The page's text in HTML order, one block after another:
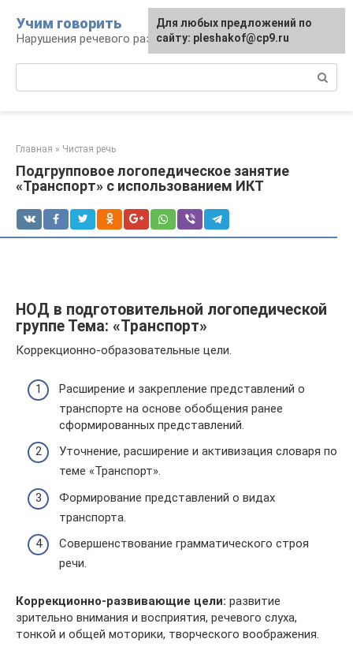
контенту
Учим говорить
Нарушения речевого развития
Главная » Чистая речь
Подгрупповое логопедическое занятие
«Транспорт» с использованием ИКТ
НОД в подготовительной логопедической
группе Тема: «Транспорт»
Коррекционно-образовательные цели.
Расширение и закрепление представлений о
транспорте на основе обобщения ранее
сформированных представлений.
Уточнение, расширение и активизация словаря по
теме «Транспорт».
Формирование представлений о видах
транспорта.
Совершенствование грамматического строя
речи.
Коррекционно-развивающие цели: развитие
зрительно внимания и восприятия, речевого слуха,
тонкой и общей моторики, творческого воображения.
Для любых предложений по
сайту: pleshakof@cp9.ru